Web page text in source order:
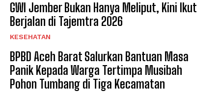
GWI Jember Bukan Hanya Meliput, Kini Ikut
Berjalan di Tajemtra 2026
KESEHATAN
BPBD Aceh Barat Salurkan Bantuan Masa
Panik Kepada Warga Tertimpa Musibah
Pohon Tumbang di Tiga Kecamatan